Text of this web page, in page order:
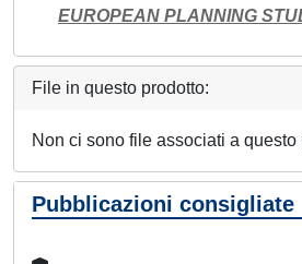
EUROPEAN PLANNING
File in questo prodotto:
Non ci sono file associati a questo
Pubblicazioni consigliate